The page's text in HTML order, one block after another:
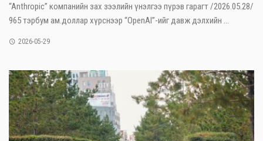
“Anthropic” компанийн зах зээлийн үнэлгээ пүрэв гарагт /2026.05.28/
965 тэрбум ам.доллар хүрснээр “OpenAI”-ийг давж дэлхийн ...
2026-05-29